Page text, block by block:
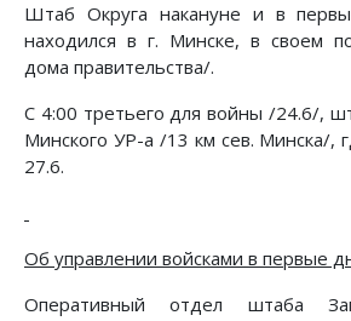
Штаб Округа накануне и в
находился в г. Минске, в своем
дома правительства/.
С 4:00 третьего для войны /24.6/,
Минского УР-а /13 км сев. Минска/,
27.6.
Об управлении войсками в первые
Оперативный отдел штаба